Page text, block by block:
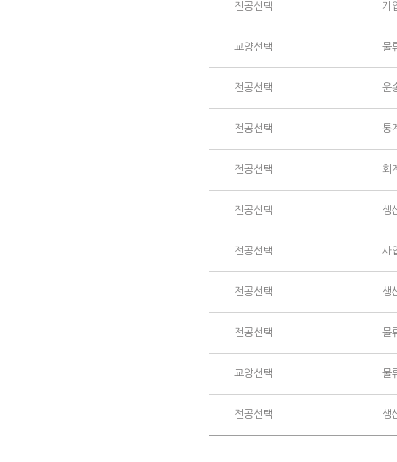
전공선택 기
교양선택 물
전공선택 운
전공선택 통
전공선택 회
전공선택 생
전공선택 사
전공선택 생
전공선택 물
교양선택 물
전공선택 생